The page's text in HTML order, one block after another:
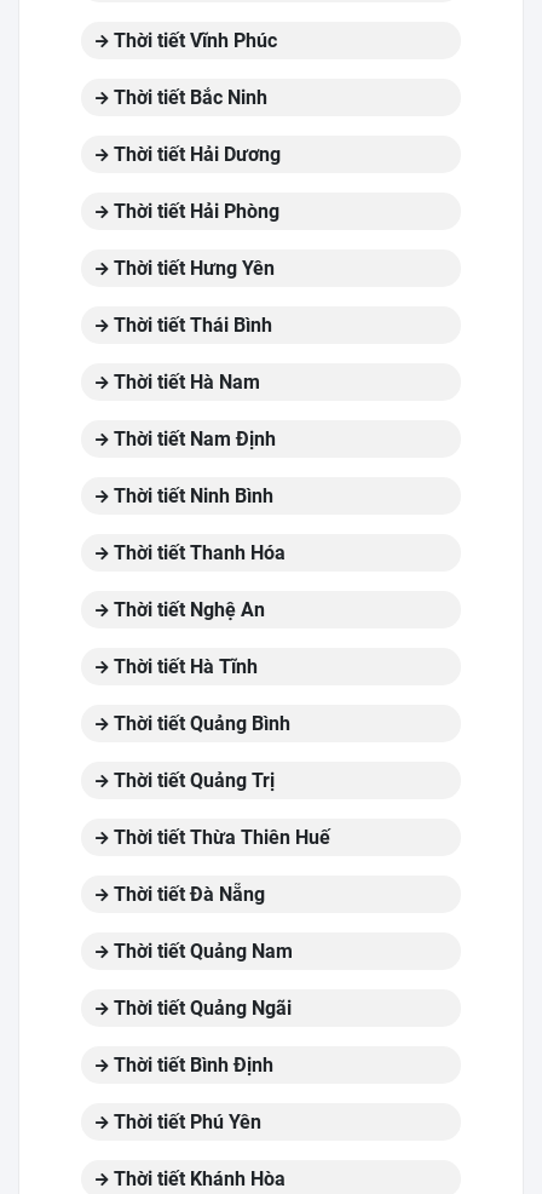
Thời tiết Vĩnh Phúc
Thời tiết Bắc Ninh
Thời tiết Hải Dương
Thời tiết Hải Phòng
Thời tiết Hưng Yên
Thời tiết Thái Bình
Thời tiết Hà Nam
Thời tiết Nam Định
Thời tiết Ninh Bình
Thời tiết Thanh Hóa
Thời tiết Nghệ An
Thời tiết Hà Tĩnh
Thời tiết Quảng Bình
Thời tiết Quảng Trị
Thời tiết Thừa Thiên Huế
Thời tiết Đà Nẵng
Thời tiết Quảng Nam
Thời tiết Quảng Ngãi
Thời tiết Bình Định
Thời tiết Phú Yên
Thời tiết Khánh Hòa